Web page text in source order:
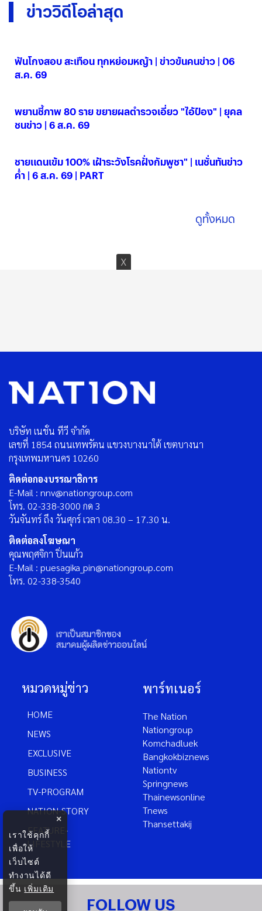
ข่าววิดีโอล่าสุด
ฟันโกงสอบ สะเทือน ทุกหย่อมหญ้า | ข่าวข้นคนข่าว | 06
ส.ค. 69
พยานชี้ภาพ 80 ราย ขยายผลตำรวจเอี่ยว "ไอ้ป๋อง" | ยุคล
ชนข่าว | 6 ส.ค. 69
ชายแดนเข้ม 100% เฝ้าระวังโรคฝั่งกัมพูชา" | เนชั่นทันข่าว
ค่ำ | 6 ส.ค. 69 | PART
ดูทั้งหมด
บริษัท เนชั่น ทีวี จำกัด
เลขที่ 1854 ถนนเทพรัตน แขวงบางนาใต้ เขตบางนา
กรุงเทพมหานคร 10260
ติดต่อกองบรรณาธิการ
E-Mail : nnv@nationgroup.com
โทร. 02-338-3000 กด 3
วันจันทร์ ถึง วันศุกร์ เวลา 08.30 – 17.30 น.
ติดต่อลงโฆษณา
คุณพฤศจิกา ปิ่นแก้ว
E-Mail : puesagika_pin@nationgroup.com
โทร. 02-338-3540
หมวดหมู่ข่าว
HOME
NEWS
EXCLUSIVE
BUSINESS
TV-PROGRAM
NATION-STORY
FEATURE-
LIFESTYLE
พาร์ทเนอร์
The Nation
Nationgroup
Komchadluek
Bangkokbiznews
Nationtv
Springnews
Thainewsonline
Tnews
Thansettakij
FOLLOW US
×
เราใช้คุกกี้
เพื่อให้
เว็บไซต์
ทำงานได้ดี
ขึ้น เพิ่มเติม